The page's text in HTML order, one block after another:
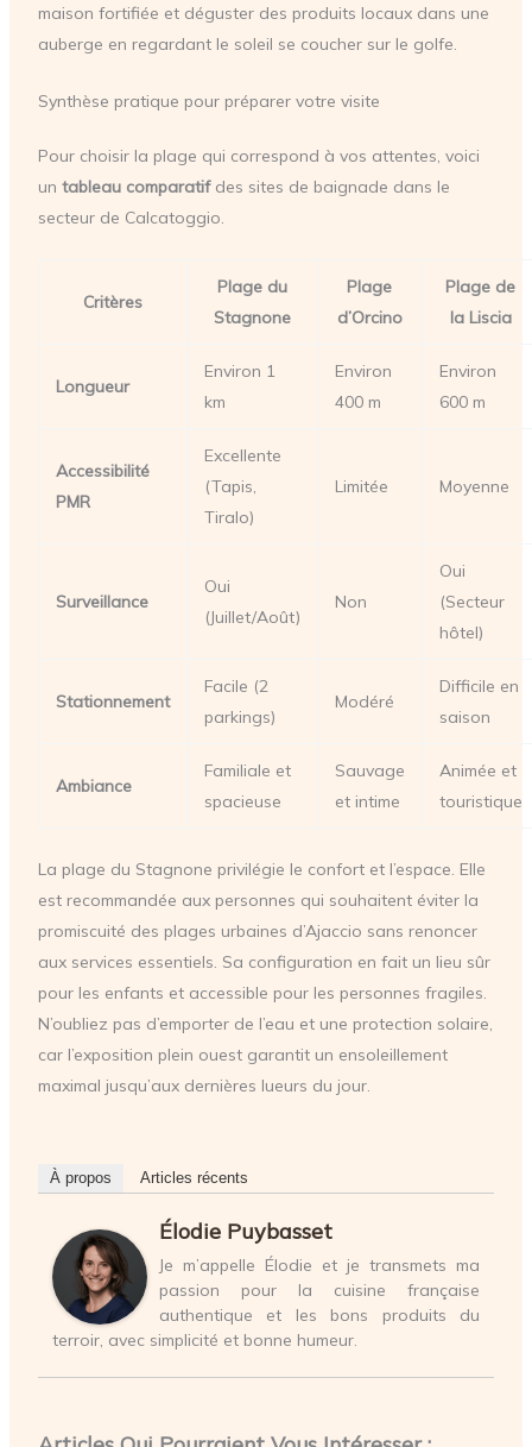
maison fortifiée et déguster des produits locaux dans une
auberge en regardant le soleil se coucher sur le golfe.
Synthèse pratique pour préparer votre visite
Pour choisir la plage qui correspond à vos attentes, voici
un tableau comparatifdes sites de baignade dans le
secteur de Calcatoggio.
Critères
Plage du
Stagnone
Plage
d’Orcino
Plage de
la Liscia
Longueur
Environ 1
km
Environ
400 m
Environ
600 m
Accessibilité
PMR
Excellente
(Tapis,
Tiralo)
Limitée Moyenne
Surveillance
Oui
(Juillet/Août)
Non
Oui
(Secteur
hôtel)
Stationnement
Facile (2
parkings)
Modéré
Difficile en
saison
Ambiance
Familiale et
spacieuse
Sauvage
et intime
Animée et
touristique
La plage du Stagnone privilégie le confort et l’espace. Elle
est recommandée aux personnes qui souhaitent éviter la
promiscuité des plages urbaines d’Ajaccio sans renoncer
aux services essentiels. Sa configuration en fait un lieu sûr
pour les enfants et accessible pour les personnes fragiles.
N’oubliez pas d’emporter de l’eau et une protection solaire,
car l’exposition plein ouest garantit un ensoleillement
maximal jusqu’aux dernières lueurs du jour.
À propos Articles récents
Élodie Puybasset
Je m’appelle Élodie et je transmets ma
passion pour la cuisine française
authentique et les bons produits du
terroir, avec simplicité et bonne humeur.